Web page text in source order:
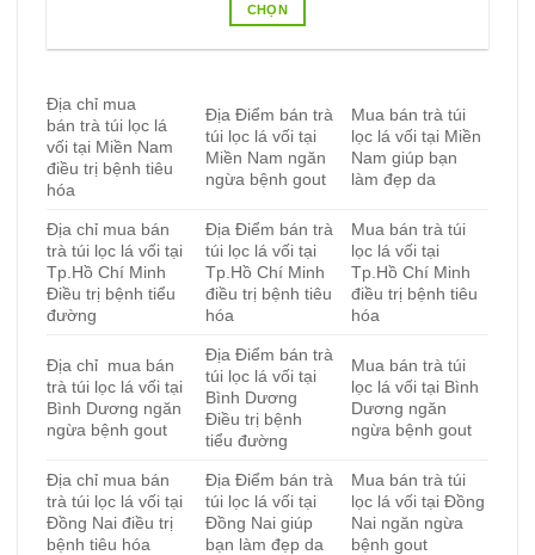
CHỌN
có
nhiều
biến
thể.
tùy
chọn
có
chọn
trang
sản
Địa chỉ mua
bán trà túi lọc lá
vối tại Miền Nam
điều trị bệnh tiêu
hóa
Địa Điểm bán trà
túi lọc lá vối tại
Miền Nam ngăn
ngừa bệnh gout
Mua bán trà túi
lọc lá vối tại Miền
Nam giúp bạn
làm đẹp da
Địa chỉ mua bán
trà túi lọc lá vối tại
Tp.Hồ Chí Minh
Điều trị bệnh tiểu
đường
Địa Điểm bán trà
túi lọc lá vối tại
Tp.Hồ Chí Minh
điều trị bệnh tiêu
hóa
Mua bán trà túi
lọc lá vối tại
Tp.Hồ Chí Minh
điều trị bệnh tiêu
hóa
Địa chỉ mua bán
trà túi lọc lá vối tại
Bình Dương ngăn
ngừa bệnh gout
Địa Điểm bán trà
túi lọc lá vối tại
Bình Dương
Điều trị bệnh
tiểu đường
Mua bán trà túi
lọc lá vối tại Bình
Dương ngăn
ngừa bệnh gout
Địa chỉ mua bán
trà túi lọc lá vối tại
Đồng Nai điều trị
bệnh tiêu hóa
Địa Điểm bán trà
túi lọc lá vối tại
Đồng Nai giúp
bạn làm đẹp da
Mua bán trà túi
lọc lá vối tại Đồng
Nai ngăn ngừa
bệnh gout